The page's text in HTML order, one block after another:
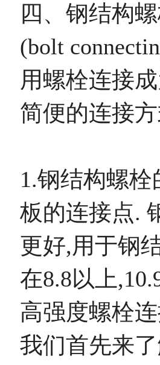
四、钢结构
(bolt
用螺栓连接
简便的连接
1.钢结构螺
板的连接点.
更好,用于钢
在8.8以上
高强度螺栓连
我们首先来